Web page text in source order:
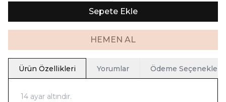
Sepete Ekle
HEMEN AL
Ürün Özellikleri Yorumlar Ödeme Seçenekleri
14 ayar altındır.